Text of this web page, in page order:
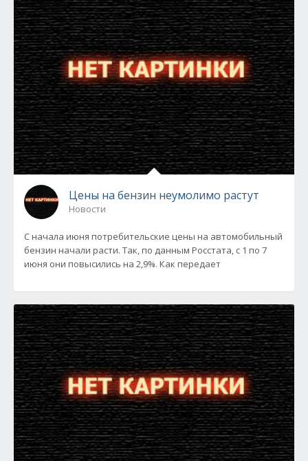
Цены на бензин неумолимо растут
Новости
С начала июня потребительские цены на автомобильный
бензин начали расти. Так, по данным Росстата, с 1 по 7
июня они повысились на 2,9%. Как передает